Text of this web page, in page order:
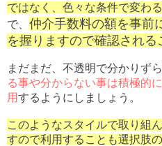
ではなく、色々な条件で変わる
で、 仲介手数料の額を事前
を握りますので確認される
まだまだ、不透明で分かりず
る事や分からない事は積極的
用するようにしましょう。
このようなスタイルで取り組
すので利用することも選択肢